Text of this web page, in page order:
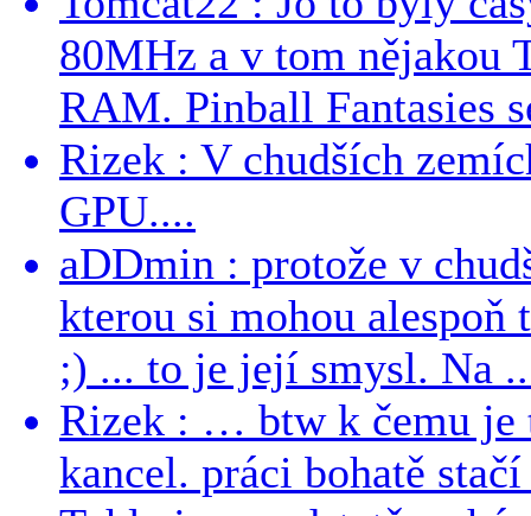
80MHz a v tom nějakou
RAM. Pinball Fantasies
Rizek : V chudších
GPU....
aDDmin : protože v
kterou si mohou alespoň
;) ... to je její smysl. Na
Rizek : … btw k čemu je
kancel. práci bohatě